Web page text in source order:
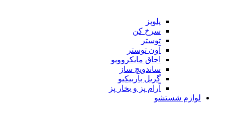
پلوپز
سرخ کن
توستر
آون توستر
اجاق مایکروویو
ساندویچ ساز
گریل باربیکیو
آرام پز و بخار پز
لوازم شستشو